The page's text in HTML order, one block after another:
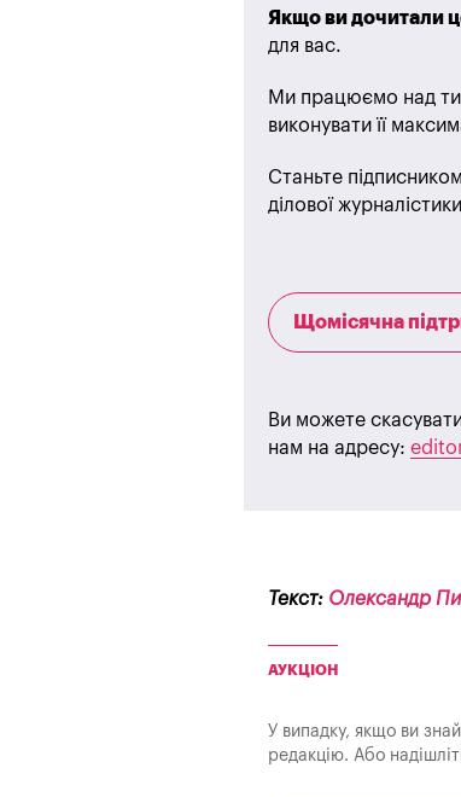
Якщо ви дочитали
для вас.
Ми працюємо над
виконувати її
Станьте підписником
ділової
Щомісячна
Ви можете
нам на адресу:
Текст: Олександр
АУКЦІОН
У випадку, якщо ви
редакцію. Або